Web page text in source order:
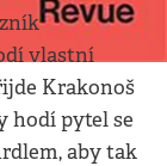
vlastní
Krakonoš
hodí pytel se
aby tak